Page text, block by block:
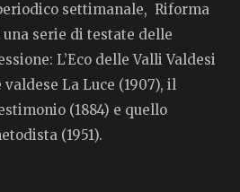
settimanale, Riforma
serie di testate delle
L’Eco delle Valli Valdesi
La Luce (1907), il
(1884) e quello
(1951).